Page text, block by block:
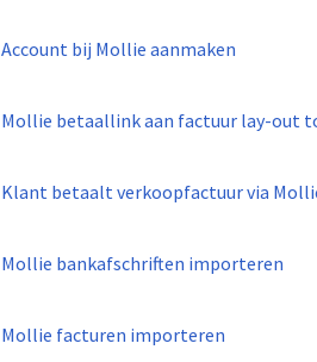
Account bij Mollie aanmaken
Mollie betaallink aan factuur lay-out
Klant betaalt verkoopfactuur via
Mollie bankafschriften importeren
Mollie facturen importeren